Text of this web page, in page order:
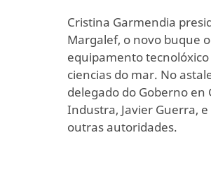
Cristina Garmendia
Margalef, o novo buque
equipamento
ciencias do mar. No
delegado do Goberno en
Industra, Javier Guerra,
outras autoridades.